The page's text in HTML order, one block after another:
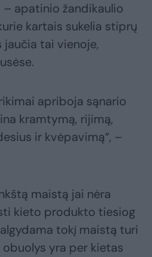
apatinio žandikaulio
kartais sukelia stiprų
jaučia tai vienoje,
apriboja sąnario
kramtymą, rijimą,
ir kvėpavimą“, –
maistą jai nėra
kieto produkto tiesiog
tokį maistą turi
yra per kietas